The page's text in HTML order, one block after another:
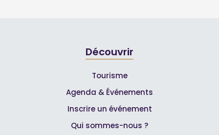
Découvrir
Tourisme
Agenda & Événements
Inscrire un événement
Qui sommes-nous ?